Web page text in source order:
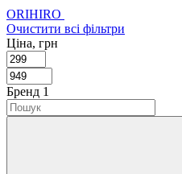
ORIHIRO
Очистити всі фільтри
Ціна, грн
Бренд 1